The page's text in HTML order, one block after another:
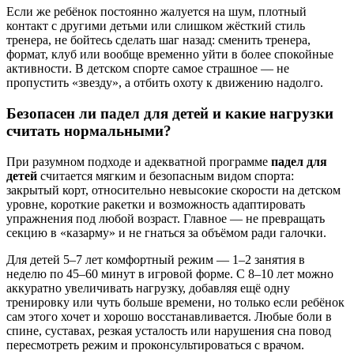
Если же ребёнок постоянно жалуется на шум, плотный
контакт с другими детьми или слишком жёсткий стиль
тренера, не бойтесь сделать шаг назад: сменить тренера,
формат, клуб или вообще временно уйти в более спокойные
активности. В детском спорте самое страшное — не
пропустить «звезду», а отбить охоту к движению надолго.
Безопасен ли падел для детей и какие нагрузки
считать нормальными?
При разумном подходе и адекватной программе падел для
детей считается мягким и безопасным видом спорта:
закрытый корт, относительно невысокие скорости на детском
уровне, короткие ракетки и возможность адаптировать
упражнения под любой возраст. Главное — не превращать
секцию в «казарму» и не гнаться за объёмом ради галочки.
Для детей 5–7 лет комфортный режим — 1–2 занятия в
неделю по 45–60 минут в игровой форме. С 8–10 лет можно
аккуратно увеличивать нагрузку, добавляя ещё одну
тренировку или чуть больше времени, но только если ребёнок
сам этого хочет и хорошо восстанавливается. Любые боли в
спине, суставах, резкая усталость или нарушения сна повод
пересмотреть режим и проконсультироваться с врачом.